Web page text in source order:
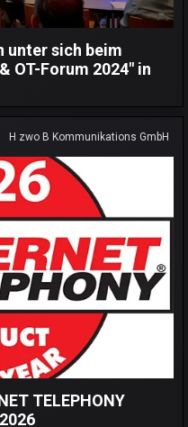
unter sich beim
OT-Forum 2024" in
H zwo B Kommunikations GmbH
TELEPHONY